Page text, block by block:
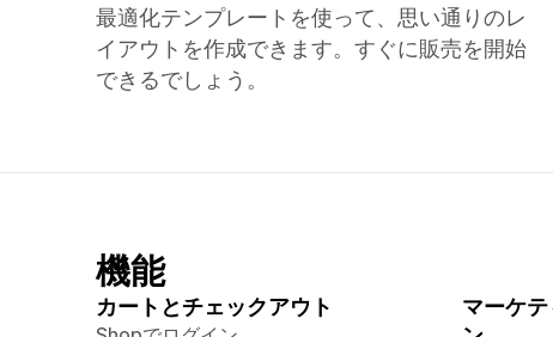
最適化テンプレートを使って、思い通りのレ
イアウトを作成できます。すぐに販売を開始
できるでしょう。
機能
カートとチェックアウト
マーケ